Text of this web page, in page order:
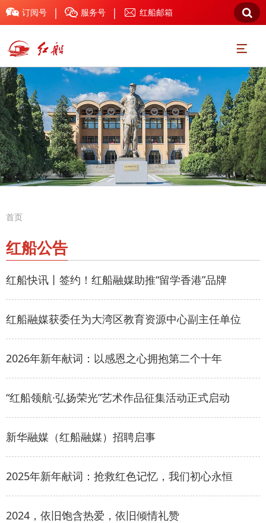
 订阅号 |  服务号 |  红船邮箱

首页
红船公告
红船快讯丨签约！红船融媒助推“留学香港”品牌
红船融媒获委任为大湾区教育资源中心副主任单位
2026年新年献词：以感恩之心拥抱第二个十年
“红船领航·弘扬荣光”艺术作品征集活动正式启动
新华融媒（红船融媒）招聘启事
2025年新年献词：抢救红色记忆，我们初心永恒
2024，依旧饱含热爱，依旧倾情礼赞